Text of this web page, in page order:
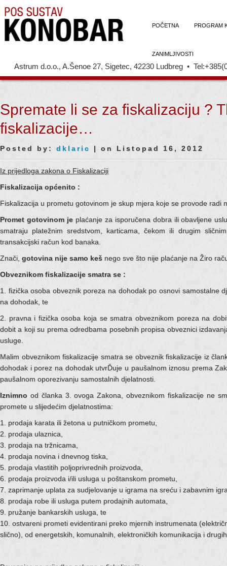
POČETNA PROGRAM
ZANIMLJIVOSTI
Astrum d.o.o., A.Šenoe 27, Sigetec, 42230 Ludbreg •
Spremate li se za fiskalizaciju ?
fiskalizacije…
Posted by: dklaric | on Listopad 16, 2012
Iz prijedloga zakona o Fiskalizaciji
Fiskalizacija općenito :
Fiskalizacija u prometu gotovinom je skup mjera koje se provode radi
Promet gotovinom jeplaćanje za isporučena dobra ili obavljene
smatraju platežnim sredstvom, karticama, čekom ili drugim
transakcijski račun kod banaka.
Znači, gotovina nije samo keš nego sve što nije plaćanje na Žiro
Obveznikom fiskalizacije smatra se :
1. fizička osoba obveznik poreza na dohodak po osnovi samostalne
na dohodak, te
2. pravna i fizička osoba koja se smatra obveznikom poreza na
dobit a koji su prema odredbama posebnih propisa obveznici
usluge.
Malim obveznikom fiskalizacije smatra se obveznik fiskalizacije iz
dohodak i porez na dohodak utvrĎuje u paušalnom iznosu prema
paušalnom oporezivanju samostalnih djelatnosti.
Iznimno od članka 3. ovoga Zakona, obveznikom fiskalizacije ne
promete u slijedećim djelatnostima:
1. prodaja karata ili žetona u putničkom prometu,
2. prodaja ulaznica,
3. prodaja na tržnicama,
4. prodaja novina i dnevnog tiska,
5. prodaja vlastitih poljoprivrednih proizvoda,
6. prodaja proizvoda i/ili usluga u poštanskom prometu,
7. zaprimanje uplata za sudjelovanje u igrama na sreću i zabavnim
8. prodaja robe ili usluga putem prodajnih automata,
9. pružanje bankarskih usluga, te
10. ostvareni prometi evidentirani preko mjernih instrumenata
slično), od energetskih, komunalnih, elektroničkih komunikacija i